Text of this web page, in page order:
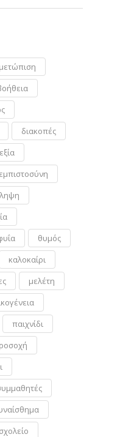
διακοπές
εμπιστοσύνη
θυμός
καλοκαίρι
μελέτη
παιχνίδι
σχολείο